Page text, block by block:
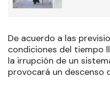
De acuerdo a las
condiciones del tiempo
la irrupción de un
provocará un descenso